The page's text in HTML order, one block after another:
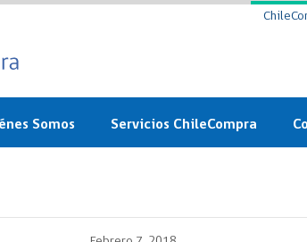
Somos Servicios ChileCompra
ChileCompra